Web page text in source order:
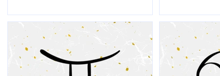
もあります。 インド占星術の鑑定を行な
っていた時代に、HSP等の生きづらさを
抱えている方、また...
がある、速
い） ・循環